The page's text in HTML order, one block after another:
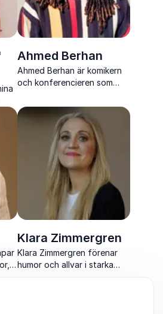
Ahmed Berhan
Ahmed Berhan är komikern
och konferencieren som
närvaro och publikkontakt
Klara Zimmergren
Klara Zimmergren förenar
humor och allvar i starka